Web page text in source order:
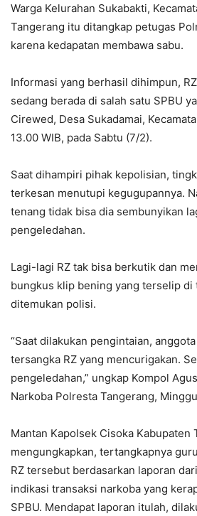
Warga Kelurahan Sukabakti,
Tangerang itu ditangkap petugas
karena kedapatan membawa sabu.
Informasi yang berhasil dihimpun,
sedang berada di salah satu SPBU
Cirewed, Desa Sukadamai,
13.00 WIB, pada Sabtu (7/2).
Saat dihampiri pihak kepolisian,
terkesan menutupi kegugupannya.
tenang tidak bisa dia sembunyikan
pengeledahan.
Lagi-lagi RZ tak bisa berkutik dan
bungkus klip bening yang terselip di
ditemukan polisi.
“Saat dilakukan pengintaian,
tersangka RZ yang mencurigakan.
pengeledahan,” ungkap Kompol
Narkoba Polresta Tangerang,
Mantan Kapolsek Cisoka Kabupaten
mengungkapkan, tertangkapnya
RZ tersebut berdasarkan laporan
indikasi transaksi narkoba yang
SPBU. Mendapat laporan itulah,